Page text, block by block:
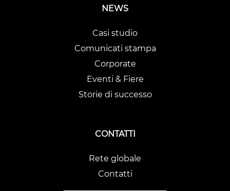
NEWS
Casi studio
Comunicati stampa
Corporate
Eventi & Fiere
Storie di successo
CONTATTI
Rete globale
Contatti